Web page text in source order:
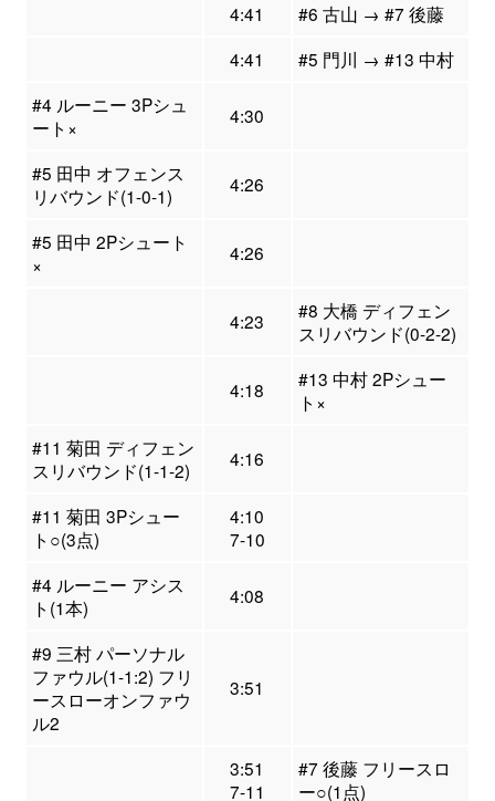
4:41
#6 古山 → #7 後藤
4:41
#5 門川 → #13 中村
#4 ルーニー 3Pシュ
ート×
4:30
#5 田中 オフェンス
リバウンド(1-0-1)
4:26
#5 田中 2Pシュート
×
4:26
4:23
#8 大橋 ディフェン
スリバウンド(0-2-2)
4:18
#13 中村 2Pシュー
ト×
#11 菊田 ディフェン
スリバウンド(1-1-2)
4:16
#11 菊田 3Pシュー
ト○(3点)
4:10
7-10
#4 ルーニー アシス
ト(1本)
4:08
#9 三村 パーソナル
ファウル(1-1:2) フリ
ースローオンファウ
ル2
3:51
3:51
7-11
#7 後藤 フリースロ
ー○(1点)